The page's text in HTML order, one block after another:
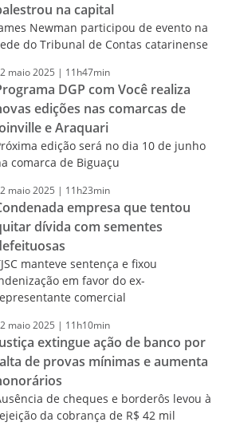
na capital
Newman participou de evento na
do Tribunal de Contas catarinense
maio2025 | 11h47min
DGP com Você realiza
edições nas comarcas de
e Araquari
edição será no dia 10 de junho
comarca de Biguaçu
maio2025 | 11h23min
empresa que tentou
dívida com sementes
manteve sentença e fixou
em favor do ex-
comercial
maio2025 | 11h10min
extingue ação de banco por
de provas mínimas e aumenta
de cheques e borderôs levou à
da cobrança de R$ 42 mil